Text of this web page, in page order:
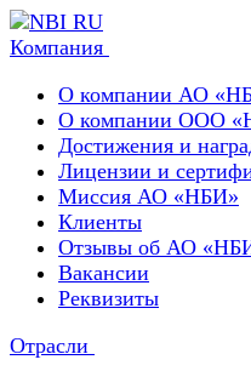
Компания
О компании АО
О компании ООО
Достижения и
Лицензии и
Миссия АО «НБИ»
Клиенты
Отзывы об АО
Вакансии
Реквизиты
Отрасли